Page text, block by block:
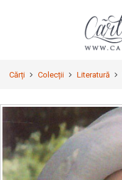
Cărți Colecții Literatură